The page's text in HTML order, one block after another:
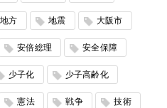
地方 地震 大阪市
安倍総理 安全保障
少子化 少子高齢化
憲法 戦争 技術